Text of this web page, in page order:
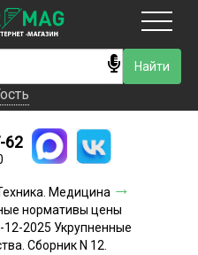
оплаты
62
Медицина
нормативы цены
2025 Укрупненные
Сборник N 12.